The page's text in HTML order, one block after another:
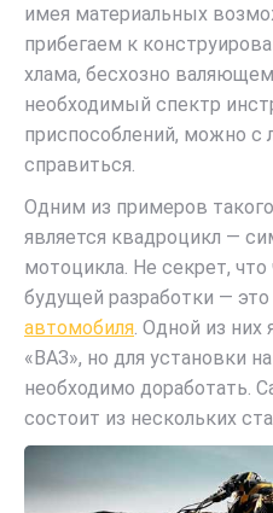
имея материальных
прибегаем к
хлама, бесхозно
необходимый спектр
приспособлений, можно с
справиться.
Одним из примеров
является квадроцикл —
мотоцикла. Не секрет, что
будущей разработки —
автомобиля. Одной из них
«ВАЗ», но для установки
необходимо доработать.
состоит из нескольких